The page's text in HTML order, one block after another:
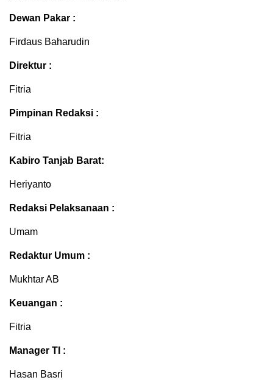
Dewan Pakar :
Firdaus Baharudin
Direktur :
Fitria
Pimpinan Redaksi :
Fitria
Kabiro Tanjab Barat:
Heriyanto
Redaksi Pelaksanaan :
Umam
Redaktur Umum :
Mukhtar AB
Keuangan :
Fitria
Manager TI :
Hasan Basri